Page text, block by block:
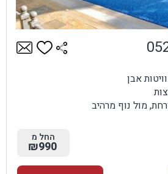
מול נוף מרהיב
החל מ
₪990